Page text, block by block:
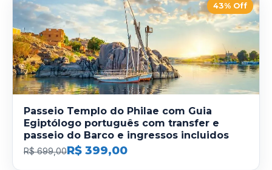
43% Off
Passeio Templo do Philae com Guia
Egiptólogo português com transfer e
passeio do Barco e ingressos incluidos
R$ 699,00R$ 399,00